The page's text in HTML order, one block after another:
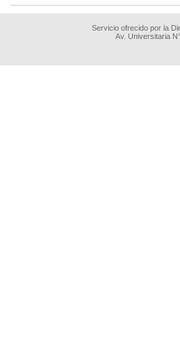
Servicio ofrecido por la
Av. Universitaria